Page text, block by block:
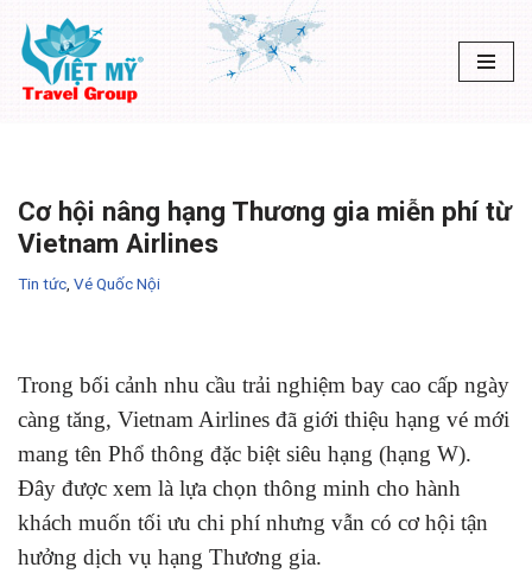
Chuyển
tới
Cơ hội nâng hạng Thương gia miễn phí từ
Vietnam Airlines
Tin tức Vé Quốc Nội
Trong bối cảnh nhu cầu trải nghiệm bay cao cấp ngày
càng tăng, Vietnam Airlines đã giới thiệu hạng vé mới
mang tên Phổ thông đặc biệt siêu hạng (hạng W).
Đây được xem là lựa chọn thông minh cho hành
khách muốn tối ưu chi phí nhưng vẫn có cơ hội tận
hưởng dịch vụ hạng Thương gia.